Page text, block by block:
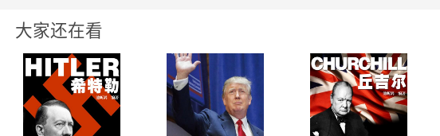
杨帆，泉城之女，自幼喜读老祖宗“那些事儿”，却阴
党史、建军史“情有独钟”。于毕业前正式从事写作
民党去台高官大结局》、《民国军阀档案》等多部畅
大家还在看